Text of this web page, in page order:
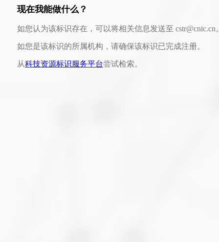
现在我能做什么？
如您认为该标识存在，可以将相关信息发送至 cstr@cnic.cn
如您是该标识的所属机构，请确保该标识已完成注册。
从科技资源标识服务平台尝试检索。